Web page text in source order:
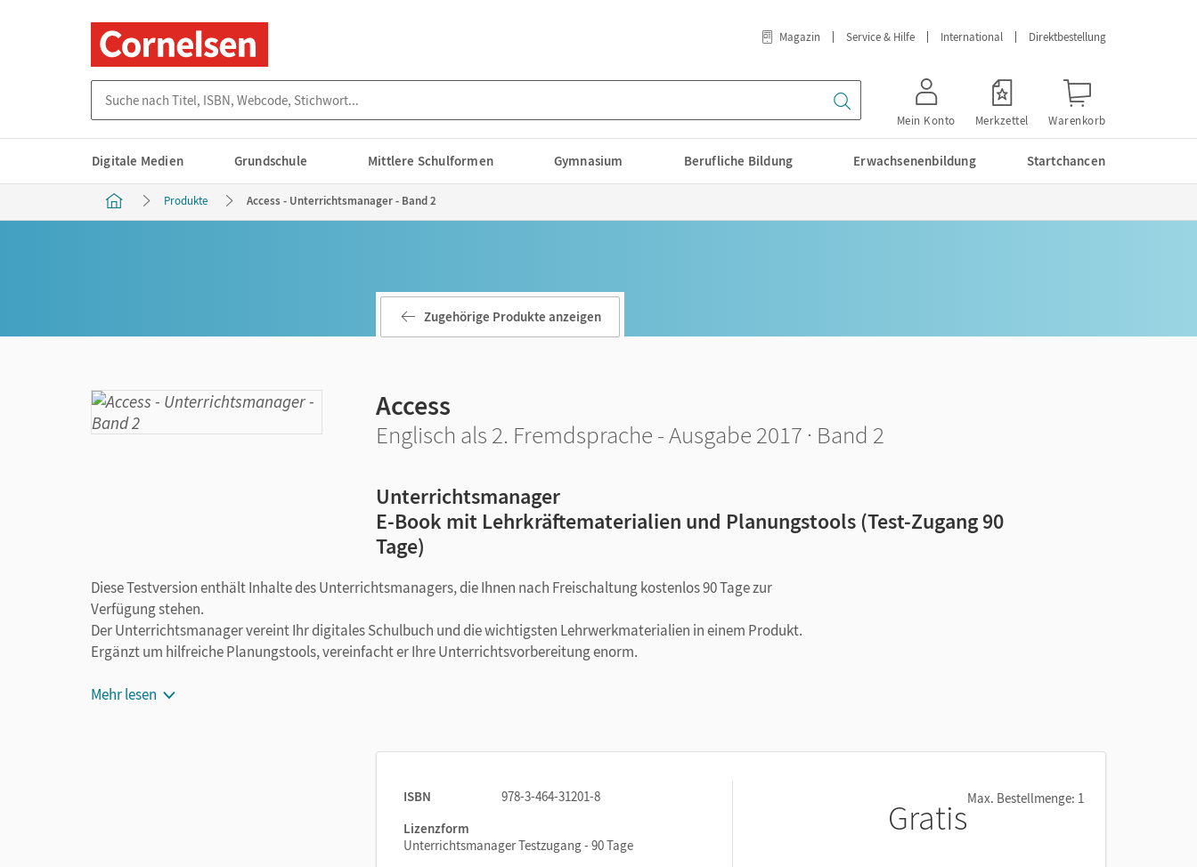
Magazin Service & Hilfe International Direktbestellung
Mein Konto Merkzettel Warenkorb
Digitale Medien Grundschule Mittlere Schulformen Gymnasium Berufliche Bildung Erwachsenenbildung Startchancen
Produkte Access - Unterrichtsmanager - Band 2
Zugehörige Produkte anzeigen
Access
Englisch als 2. Fremdsprache - Ausgabe 2017 · Band 2
Unterrichtsmanager
E-Book mit Lehrkräftematerialien und Planungstools (Test-Zugang 90
Tage)
Diese Testversion enthält Inhalte des Unterrichtsmanagers, die Ihnen nach Freischaltung kostenlos 90 Tage zur
Verfügung stehen.
Der Unterrichtsmanager vereint Ihr digitales Schulbuch und die wichtigsten Lehrwerkmaterialien in einem Produkt.
Ergänzt um hilfreiche Planungstools, vereinfacht er Ihre Unterrichtsvorbereitung enorm.
Mehr lesen
ISBN
978-3-464-31201-8
Lizenzform
Unterrichtsmanager Testzugang - 90 Tage
GratisMax. Bestellmenge: 1